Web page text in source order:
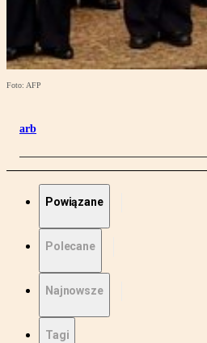
Foto: AFP
arb
Powiązane
Polecane
Najnowsze
Tagi